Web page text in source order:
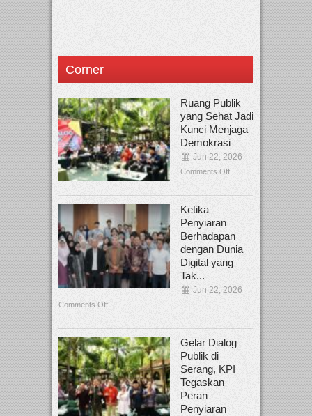
Corner
Ruang Publik
yang Sehat Jadi
Kunci Menjaga
Demokrasi
Jun 22, 2026
Comments Off
Ketika
Penyiaran
Berhadapan
dengan Dunia
Digital yang
Tak...
Jun 22, 2026
Comments Off
Gelar Dialog
Publik di
Serang, KPI
Tegaskan
Peran
Penyiaran